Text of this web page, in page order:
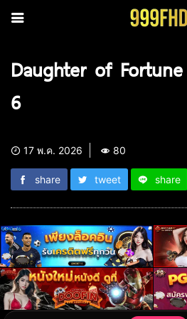
Daughter of Fortune
6
17 พ.ค. 2026 80
share tweet share